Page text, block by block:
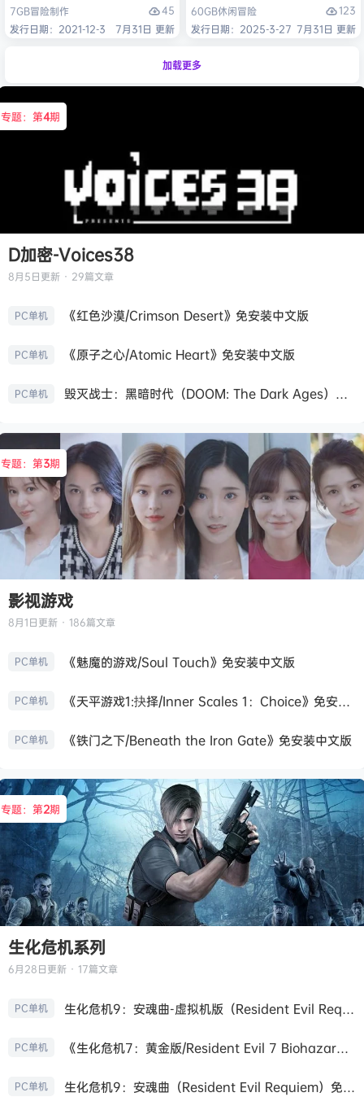
7GB冒险制作
45
发行日期：2021-12-3
7月31日 更新
60GB休闲冒险
123
发行日期：2025-3-27 7月31日 更新
加载更多
专题：第4期
D加密-Voices38
8月5日更新 · 29篇文章
PC单机 《红色沙漠/Crimson Desert》免安装中文版
PC单机 《原子之心/Atomic Heart》免安装中文版
PC单机 毁灭战士：黑暗时代（DOOM: The Dark Ages）免安装中文版
专题：第3期
影视游戏
8月1日更新 · 186篇文章
PC单机 《魅魔的游戏/Soul Touch》免安装中文版
PC单机 《天平游戏1:抉择/Inner Scales 1：Choice》免安装中文版
PC单机 《铁门之下/Beneath the Iron Gate》免安装中文版
专题：第2期
生化危机系列
6月28日更新 · 17篇文章
PC单机 生化危机9：安魂曲-虚拟机版（Resident Evil Requiem HYPERVISOR）免安装中文版
PC单机 《生化危机7：黄金版/Resident Evil 7 Biohazard》免安装中文版
PC单机 生化危机9：安魂曲（Resident Evil Requiem）免安装中文版